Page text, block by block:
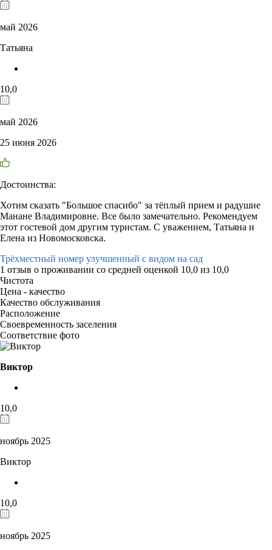
май 2026
Татьяна
10,0
май 2026
25 июня 2026
Достоинства:
Хотим сказать "Большое спасибо" за тёплый прием и радушие
Манане Владимировне. Все было замечательно. Рекомендуем
этот гостевой дом другим туристам. С уважением, Татьяна и
Елена из Новомосковска.
Трёхместный номер улучшенный с видом на сад
1 отзыв о проживании со средней оценкой 10,0 из 10,0
Чистота
Цена - качество
Качество обслуживания
Расположение
Своевременность заселения
Соответствие фото
Виктор
10,0
ноябрь 2025
Виктор
10,0
ноябрь 2025